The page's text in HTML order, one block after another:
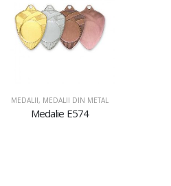
MEDALII, MEDALII DIN METAL
Medalie E574